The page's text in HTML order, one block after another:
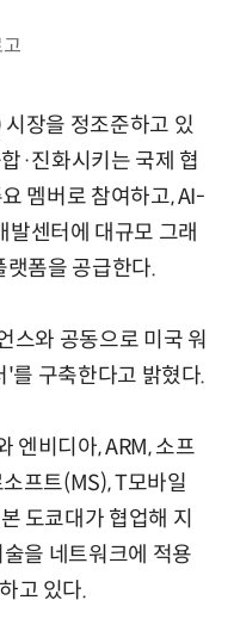
장을 정조준하고 있
·진화시키는 국제 협
멤버로 참여하고, AI-
발센터에 대규모 그래
랫폼을 공급한다.
스와 공동으로 미국 워
를 구축한다고 밝혔다.
엔비디아, ARM, 소프
프트(MS), T모바일
도쿄대가 협업해 지
을 네트워크에 적용
고 있다.